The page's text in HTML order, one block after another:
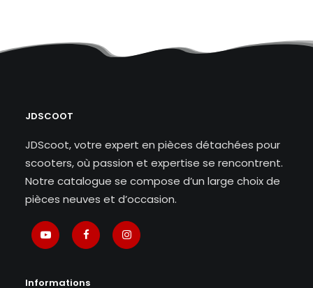
JDSCOOT
JDScoot, votre expert en pièces détachées pour
scooters, où passion et expertise se rencontrent.
Notre catalogue se compose d’un large choix de
pièces neuves et d’occasion.
Informations